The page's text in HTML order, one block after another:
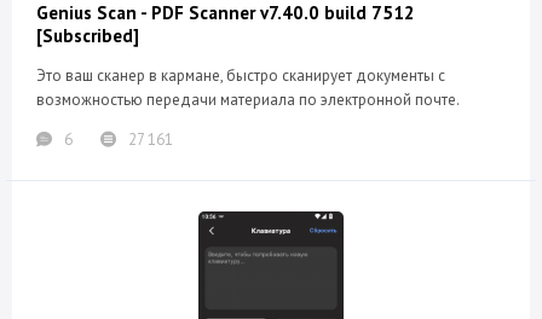
Genius Scan - PDF Scanner v7.40.0 build 7512
[Subscribed]
Это ваш сканер в кармане, быстро сканирует документы с
возможностью передачи материала по электронной почте.
6
27 161